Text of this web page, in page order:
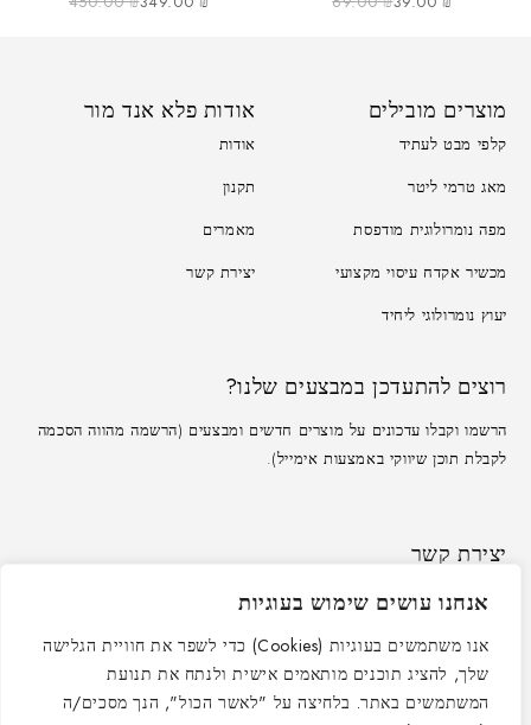
אנחנו עושים שימוש בעוגיות
אנו משתמשים בעוגיות (Cookies) כדי לשפר את חוויית הגלישה
שלך, להציג תוכנים מותאמים אישית ולנתח את תנועת
המשתמשים באתר. בלחיצה על "לאשר הכול", הנך מסכים/ה
יצירת קשר
משרד: לזרוב 33, ראשון לציון
כתובת אימייל:
שעות פעילות:
מוצרים מובילים
קלפי מבט לעתיד
מאג טרמי ליטר
מפה נומרולוגית מודפסת
מכשיר אקדח עיסוי מקצועי
יעוץ נומרולוגי ליחיד
אודות פלא אנד מור
אודות
תקנון
מאמרים
יצירת קשר
רוצים להתעדכן במבצעים שלנו?
הרשמו וקבלו עדכונים על מוצרים חדשים ומבצעים (הרשמה מהווה הסכמה
לקבלת תוכן שיווקי באמצעות אימייל).